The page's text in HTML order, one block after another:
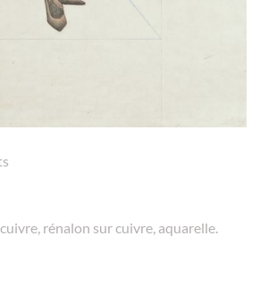
rénalon sur cuivre, aquarelle.